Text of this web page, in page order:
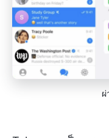
ผ่